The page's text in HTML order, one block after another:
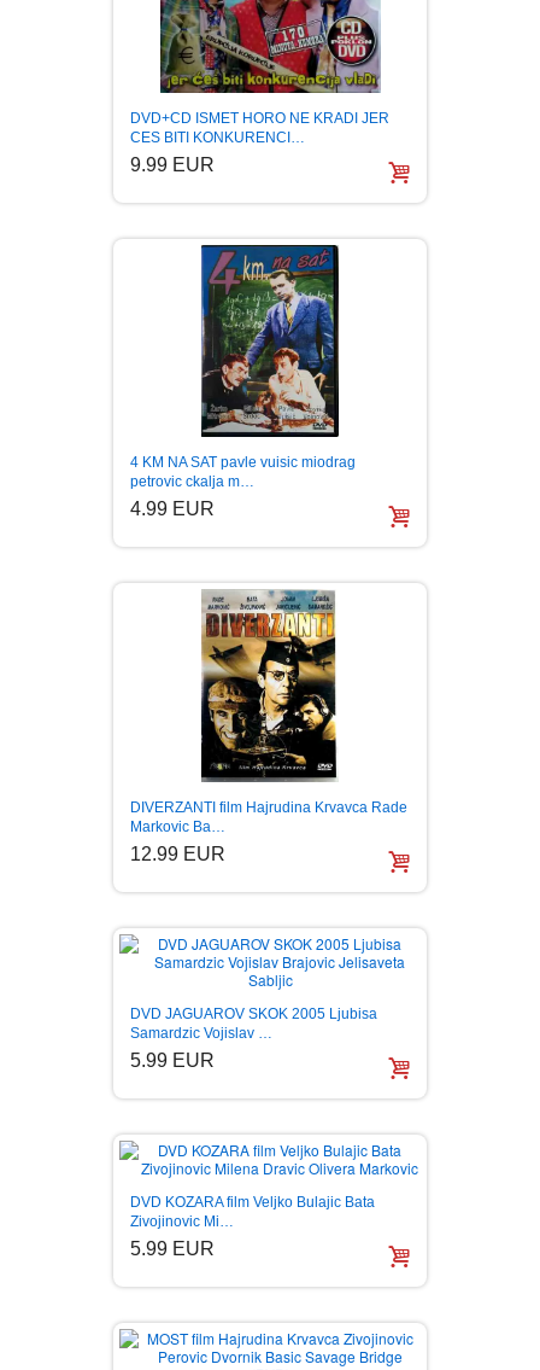
DVD+CD ISMET HORO NE KRADI JER
CES BITI KONKURENCI…
9.99 EUR
4 KM NA SAT pavle vuisic miodrag
petrovic ckalja m…
4.99 EUR
DIVERZANTI film Hajrudina Krvavca Rade
Markovic Ba…
12.99 EUR
DVD JAGUAROV SKOK 2005 Ljubisa
Samardzic Vojislav …
5.99 EUR
DVD KOZARA film Veljko Bulajic Bata
Zivojinovic Mi…
5.99 EUR